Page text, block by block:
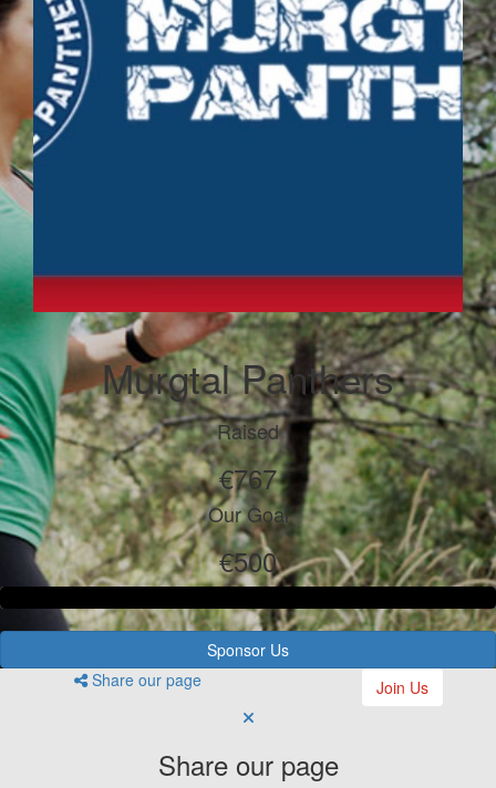
Murgtal Panthers
Raised
€767
Our Goal
€500
Sponsor Us
Share our page
Join Us
Share our page